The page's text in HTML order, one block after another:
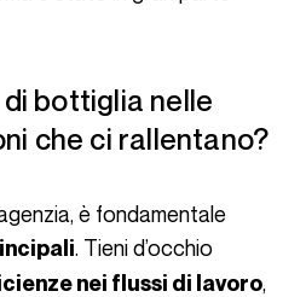
che ci rallentano?
. Tieni d’occhio
nei flussi di lavoro,